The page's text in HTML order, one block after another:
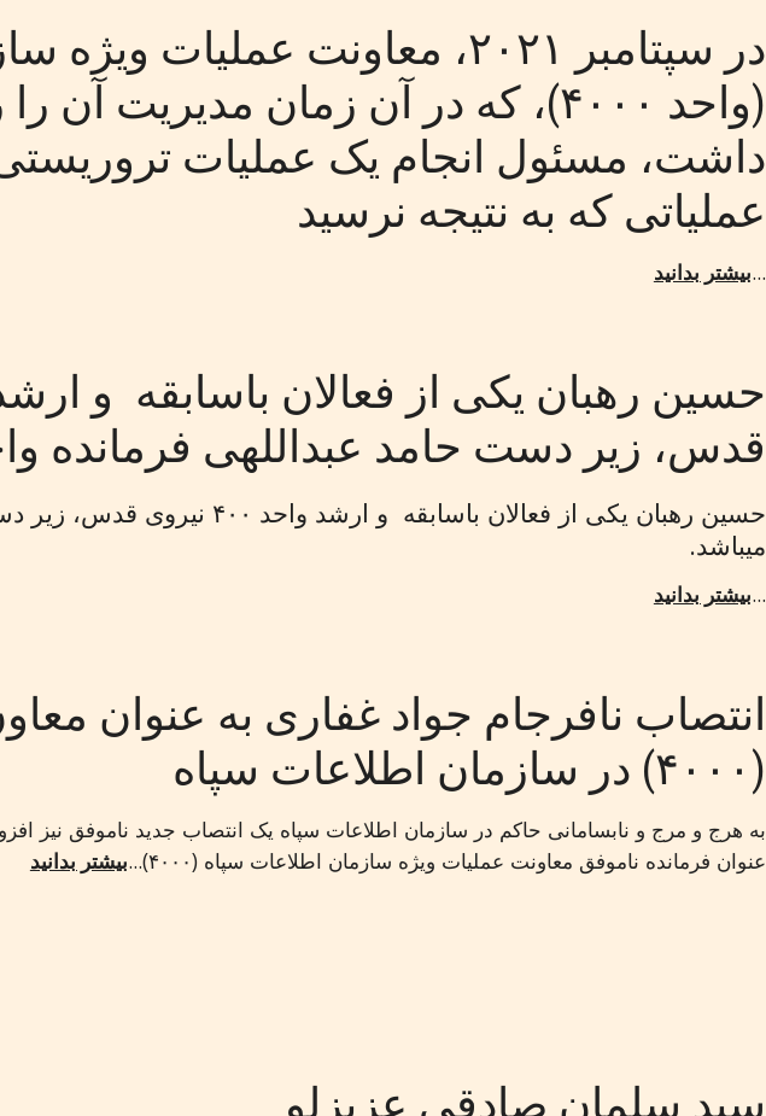
در سپتامبر ۲۰۲۱، معاونت عملیات
(واحد ۴۰۰۰)، که در آن زمان مدیریت
داشت، مسئول انجام یک عملیات
عملیاتی که به نتیجه نرسید
...بیشتر بدانید
قدس، زیر دست حامد عبداللهی فرمانده
حسین رهبان یکی از فعالان باسابقه
میباشد.
...بیشتر بدانید
‏انتصاب ‏نافرجام‏ جواد ‏غفاری‏ به عنوان
(۴۰۰۰) در ‏سازمان‏ ‏اطلاعات‏ ‏سپاه
به هرج و مرج و ‏نابسامانی‏ ‏حاکم‏ در ‏سازمان‏ ‏اطلاعات‏ ‏سپاه‏ ‏یک‏ انتصاب ‏جدید‏ ‏ناموفق‏ ‏نیز‏
عنوان ‏فرمانده‏ ‏ناموفق‏ ‏معاونت‏ ‏عملیات‏ ‏ویژه‏ ‏سازمان‏ ‏اطلاعات‏ ‏سپاه‏ (۴۰۰۰)...
بیشتر بدانید
سید سلمان صادقی عزیزلو